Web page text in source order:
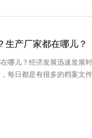
产厂家都在哪儿？
哪儿？经济发展迅速发展
每日都是有很多的档案文